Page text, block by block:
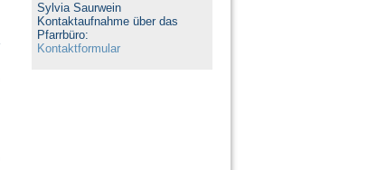
Sylvia Saurwein
Kontaktaufnahme über das
Pfarrbüro:
Kontaktformular